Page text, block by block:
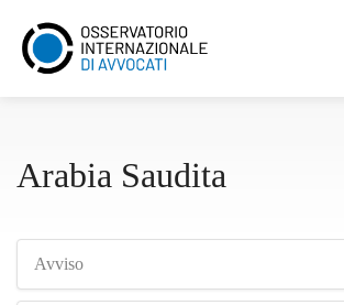
Arabia Saudita
Avviso